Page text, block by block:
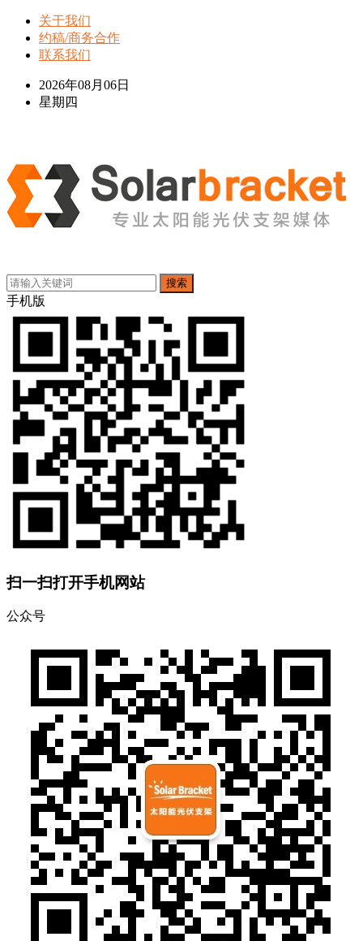
关于我们
约稿/商务合作
联系我们
2026年08月06日
星期四
搜索
手机版
扫一扫打开手机网站
公众号